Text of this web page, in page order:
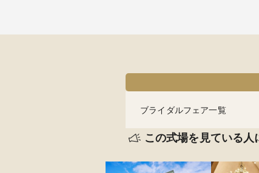
ブライダルフェア一覧
この式場を見ている人